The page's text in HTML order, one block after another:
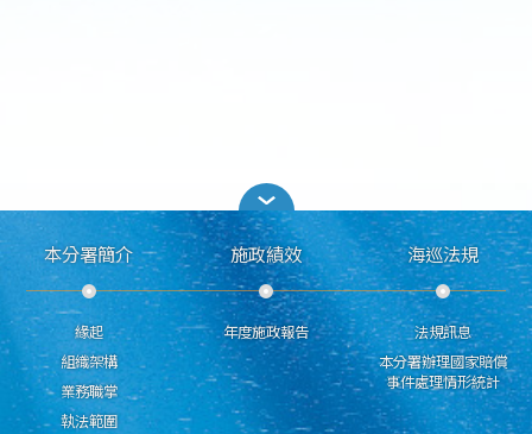
本分署簡介
緣起
組織架構
業務職掌
執法範圍
施政績效
年度施政報告
海巡法規
法規訊息
本分署辦理國家賠償
事件處理情形統計